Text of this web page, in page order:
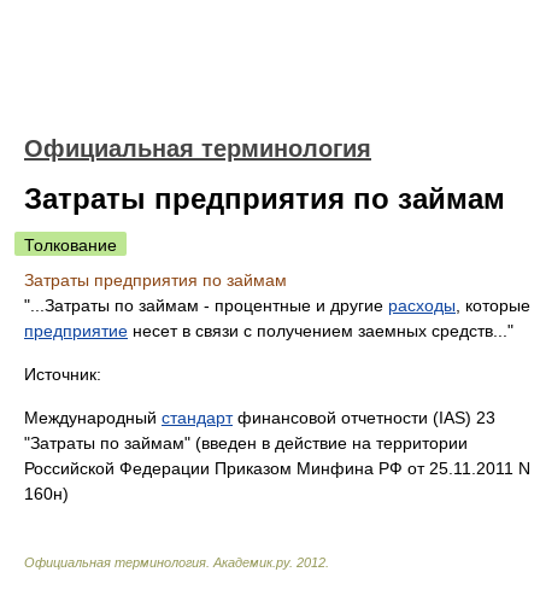
Официальная терминология
Затраты предприятия по займам
Толкование
Затраты предприятия по займам
"...Затраты по займам - процентные и другие расходы , которые
предприятие несет в связи с получением заемных средств..."
Источник:
Международный стандартфинансовой отчетности (IAS) 23
"Затраты по займам" (введен в действие на территории
Российской Федерации Приказом Минфина РФ от 25.11.2011 N
160н)
Официальная терминология Академик.ру. 2012